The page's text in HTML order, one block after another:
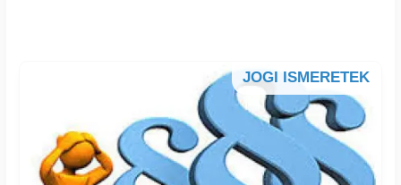
JOGI ISMERETEK